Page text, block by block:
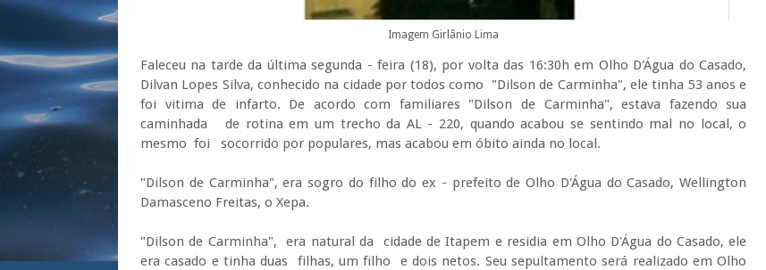
Imagem Girlânio Lima
Faleceu na tarde da última segunda - feira (18), por volta das 16:30h em Olho D'Água do Casado,
Dilvan Lopes Silva, conhecido na cidade por todos como "Dilson de Carminha", ele tinha 53 anos e
foi vitima de infarto. De acordo com familiares "Dilson de Carminha", estava fazendo sua
caminhada de rotina em um trecho da AL - 220, quando acabou se sentindo mal no local, o
mesmo foi socorrido por populares, mas acabou em óbito ainda no local.
"Dilson de Carminha", era sogro do filho do ex - prefeito de Olho D'Água do Casado, Wellington
Damasceno Freitas, o Xepa.
"Dilson de Carminha", era natural da cidade de Itapem e residia em Olho D'Água do Casado, ele
era casado e tinha duas filhas, um filho e dois netos. Seu sepultamento será realizado em Olho